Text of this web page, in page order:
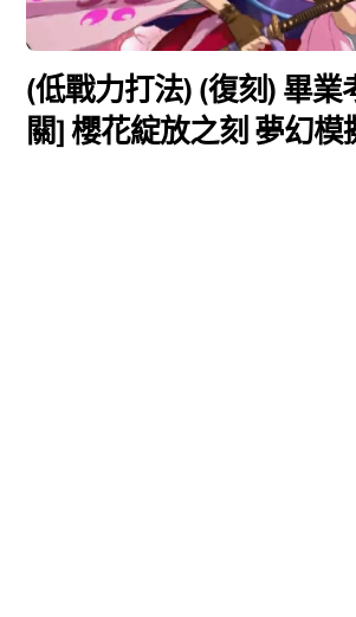
(低戰力打法) (復刻) 畢業
關] 櫻花綻放之刻 夢幻模